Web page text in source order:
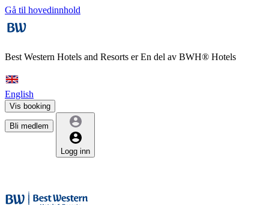
Gå til hovedinnhold
Best Western Hotels and Resorts erEn del av BWH® Hotels
English
Vis booking
Bli medlem
Logg inn